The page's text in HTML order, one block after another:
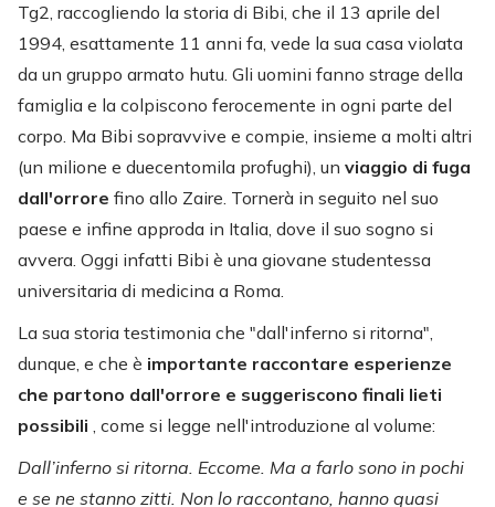
Tg2, raccogliendo la storia di Bibi, che il 13 aprile del
1994, esattamente 11 anni fa, vede la sua casa violata
da un gruppo armato hutu. Gli uomini fanno strage della
famiglia e la colpiscono ferocemente in ogni parte del
corpo. Ma Bibi sopravvive e compie, insieme a molti altri
(un milione e duecentomila profughi), un viaggio di fuga
dall'orrore fino allo Zaire. Tornerà in seguito nel suo
paese e infine approda in Italia, dove il suo sogno si
avvera. Oggi infatti Bibi è una giovane studentessa
universitaria di medicina a Roma.
La sua storia testimonia che "dall'inferno si ritorna",
dunque, e che è importante raccontare esperienze
che partono dall'orrore e suggeriscono finali lieti
possibili , come si legge nell'introduzione al volume:
Dall’inferno si ritorna. Eccome. Ma a farlo sono in pochi
e se ne stanno zitti. Non lo raccontano, hanno quasi